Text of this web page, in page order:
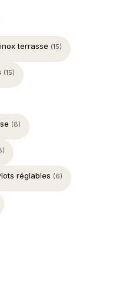
terrasse (15)
(15)
(8)
réglables (6)